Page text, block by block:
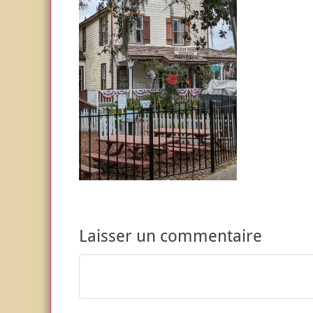
Laisser un commentaire